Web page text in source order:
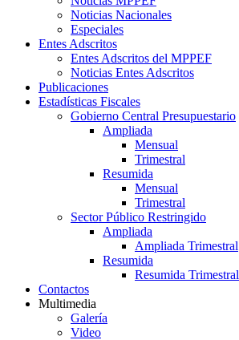
Noticias Nacionales
Especiales
Entes Adscritos
Entes Adscritos del MPPEF
Noticias Entes Adscritos
Publicaciones
Estadísticas Fiscales
Gobierno Central Presupuestario
Ampliada
Mensual
Trimestral
Resumida
Mensual
Trimestral
Sector Público Restringido
Ampliada
Ampliada Trimestral
Resumida
Resumida Trimestral
Contactos
Multimedia
Galería
Video